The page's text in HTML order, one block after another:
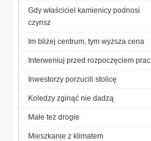
Gdy właściciel kamienicy podnosi
czynsz
Im bliżej centrum, tym wyższa cena
Interweniuj przed rozpoczęciem prac
Inwestorzy porzucili stolicę
Koledzy zginąć nie dadzą
Małe też drogie
Mieszkanie z klimatem